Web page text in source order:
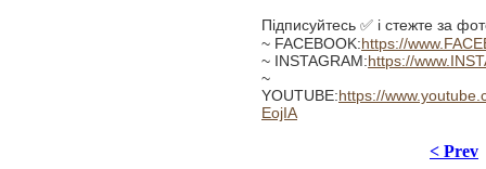
Підписуйтесь ✅ і стежте за
~ FACEBOOK:https://
~ INSTAGRAM:https://
~
YOUTUBE:https://
EojIA
< Prev